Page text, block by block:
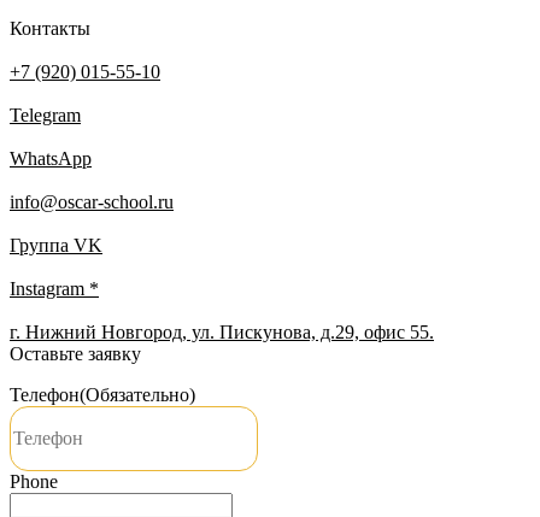
Контакты
+7 (920) 015-55-10
Telegram
WhatsApp
info@oscar-school.ru
Группа VK
Instagram *
г. Нижний Новгород, ул. Пискунова, д.29, офис 55.
Оставьте заявку
Телефон(Обязательно)
Phone